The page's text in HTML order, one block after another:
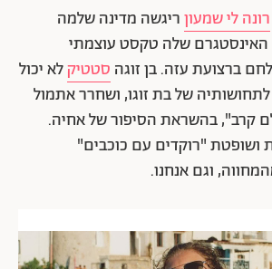
רונה לי שמעוןריגשה מדינה שלמה
שלה טקסט עוצמתי
ברצועת עזה. בן זוגה סטטיקלא יכול
של בת זוגו, ושחרר אתמול
קרב", בהשראת הסיפור של אחיה.
ושופטת "רוקדים עם כוכבים"
וגם אנחנו.